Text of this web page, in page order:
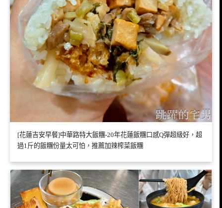
[花蓮吉安早餐]中華路特大飯糰-20年花蓮飯糰口感Q彈超級好，超
過1斤的飯糰份量太可怕，推薦加辣榨菜飯糰